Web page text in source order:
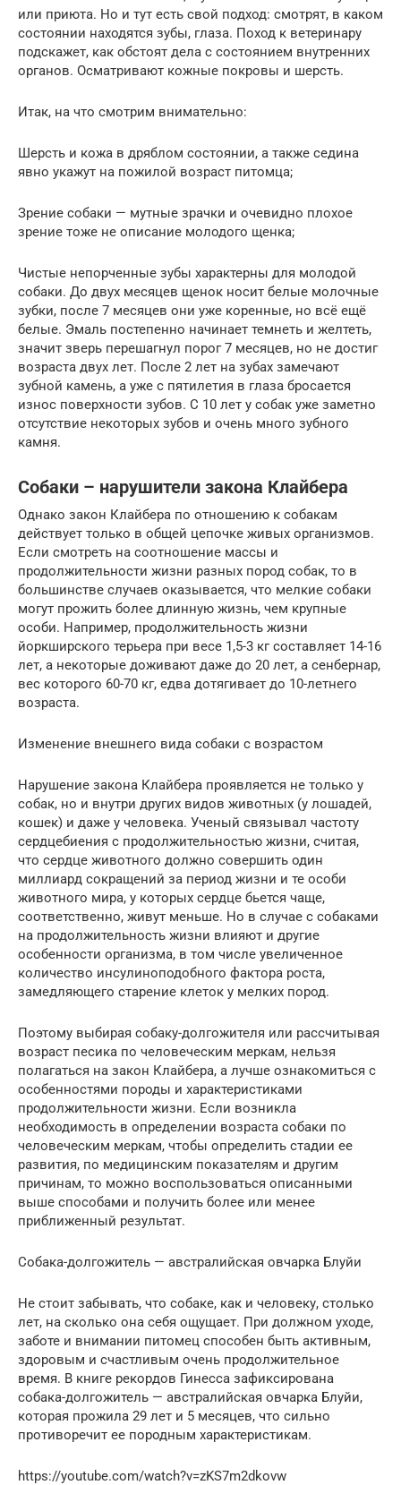
или приюта. Но и тут есть свой подход: смотрят, в каком
состоянии находятся зубы, глаза. Поход к ветеринару
подскажет, как обстоят дела с состоянием внутренних
органов. Осматривают кожные покровы и шерсть.
Итак, на что смотрим внимательно:
Шерсть и кожа в дряблом состоянии, а также седина
явно укажут на пожилой возраст питомца;
Зрение собаки — мутные зрачки и очевидно плохое
зрение тоже не описание молодого щенка;
Чистые непорченные зубы характерны для молодой
собаки. До двух месяцев щенок носит белые молочные
зубки, после 7 месяцев они уже коренные, но всё ещё
белые. Эмаль постепенно начинает темнеть и желтеть,
значит зверь перешагнул порог 7 месяцев, но не достиг
возраста двух лет. После 2 лет на зубах замечают
зубной камень, а уже с пятилетия в глаза бросается
износ поверхности зубов. С 10 лет у собак уже заметно
отсутствие некоторых зубов и очень много зубного
камня.
Собаки – нарушители закона Клайбера
Однако закон Клайбера по отношению к собакам
действует только в общей цепочке живых организмов.
Если смотреть на соотношение массы и
продолжительности жизни разных пород собак, то в
большинстве случаев оказывается, что мелкие собаки
могут прожить более длинную жизнь, чем крупные
особи. Например, продолжительность жизни
йоркширского терьера при весе 1,5-3 кг составляет 14-16
лет, а некоторые доживают даже до 20 лет, а сенбернар,
вес которого 60-70 кг, едва дотягивает до 10-летнего
возраста.
Изменение внешнего вида собаки с возрастом
Нарушение закона Клайбера проявляется не только у
собак, но и внутри других видов животных (у лошадей,
кошек) и даже у человека. Ученый связывал частоту
сердцебиения с продолжительностью жизни, считая,
что сердце животного должно совершить один
миллиард сокращений за период жизни и те особи
животного мира, у которых сердце бьется чаще,
соответственно, живут меньше. Но в случае с собаками
на продолжительность жизни влияют и другие
особенности организма, в том числе увеличенное
количество инсулиноподобного фактора роста,
замедляющего старение клеток у мелких пород.
Поэтому выбирая собаку-долгожителя или рассчитывая
возраст песика по человеческим меркам, нельзя
полагаться на закон Клайбера, а лучше ознакомиться с
особенностями породы и характеристиками
продолжительности жизни. Если возникла
необходимость в определении возраста собаки по
человеческим меркам, чтобы определить стадии ее
развития, по медицинским показателям и другим
причинам, то можно воспользоваться описанными
выше способами и получить более или менее
приближенный результат.
Собака-долгожитель — австралийская овчарка Блуйи
Не стоит забывать, что собаке, как и человеку, столько
лет, на сколько она себя ощущает. При должном уходе,
заботе и внимании питомец способен быть активным,
здоровым и счастливым очень продолжительное
время. В книге рекордов Гинесса зафиксирована
собака-долгожитель — австралийская овчарка Блуйи,
которая прожила 29 лет и 5 месяцев, что сильно
противоречит ее породным характеристикам.
https://youtube.com/watch?v=zKS7m2dkovw